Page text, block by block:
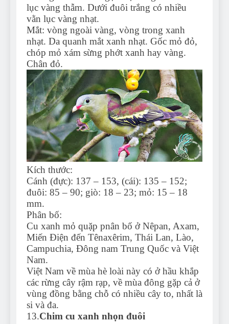
lục vàng thẫm. Dưới đuôi trắng có nhiều
vằn lục vàng nhạt.
Mắt: vòng ngoài vàng, vòng trong xanh
nhạt. Da quanh mắt xanh nhạt. Gốc mỏ đỏ,
chóp mỏ xám sừng phớt xanh hay vàng.
Chân đỏ.
Kích thước:
Cánh (đực): 137 – 153, (cái): 135 – 152;
đuôi: 85 – 90; giò: 18 – 23; mỏ: 15 – 18
mm.
Phân bố:
Cu xanh mỏ quặp pnân bố ở Nêpan, Axam,
Miến Điện đến Tênaxêrim, Thái Lan, Lào,
Campuchia, Đông nam Trung Quốc và Việt
Nam.
Việt Nam về mùa hè loài này có ở hầu khắp
các rừng cây rậm rạp, về mùa đông gặp cả ở
vùng đồng bằng chỗ có nhiều cây to, nhất là
si và đa.
13.Chim cu xanh nhọn đuôi